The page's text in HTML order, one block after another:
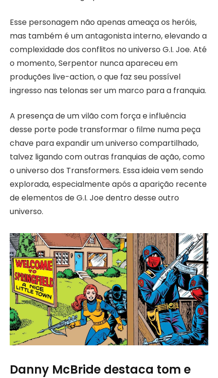
Esse personagem não apenas ameaça os heróis,
mas também é um antagonista interno, elevando a
complexidade dos conflitos no universo G.I. Joe. Até
o momento, Serpentor nunca apareceu em
produções live-action, o que faz seu possível
ingresso nas telonas ser um marco para a franquia.
A presença de um vilão com força e influência
desse porte pode transformar o filme numa peça
chave para expandir um universo compartilhado,
talvez ligando com outras franquias de ação, como
o universo dos Transformers. Essa ideia vem sendo
explorada, especialmente após a aparição recente
de elementos de G.I. Joe dentro desse outro
universo.
Danny McBride destaca tom e